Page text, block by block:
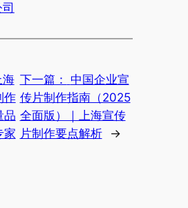
海
作
品
家
下一篇：
中国企业宣
传片制作指南（2025
全面版）｜上海宣传
片制作要点解析
→